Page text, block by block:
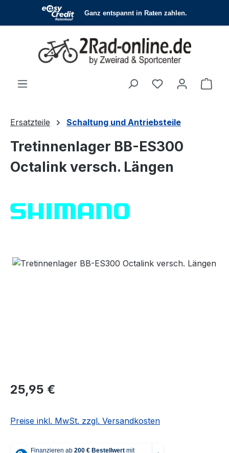
Zum Hauptinhalt springen
Du hast 0
Ersatzteile Schaltung und Antriebsteile
Tretinnenlager BB-ES300
Octalink versch. Längen
Regulärer Preis:
25,95 €
Preise inkl. MwSt. zzgl. Versandkosten